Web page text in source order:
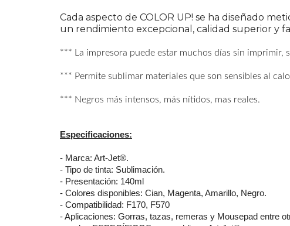
Cada aspecto de COLOR UP! se ha diseñado
un rendimiento excepcional, calidad superior y
*** La impresora puede estar muchos días sin imprimir,
*** Permite sublimar materiales que son sensibles al
*** Negros más intensos, más nítidos, mas reales.
Especificaciones:
- Marca: Art-Jet®.
- Tipo de tinta: Sublimación.
- Presentación: 140ml
- Colores disponibles: Cian, Magenta, Amarillo, Negro.
- Compatibilidad: F170, F570
- Aplicaciones: Gorras, tazas, remeras y Mousepad entre